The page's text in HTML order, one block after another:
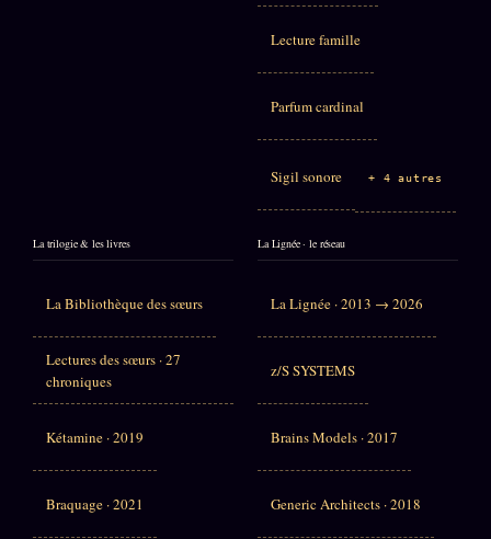
Lecture famille
Parfum cardinal
Sigil sonore + 4 autres
La trilogie & les livres
La Bibliothèque des sœurs
Lectures des sœurs · 27
chroniques
Kétamine · 2019
Braquage · 2021
La Lignée · le réseau
La Lignée · 2013 → 2026
z/S SYSTEMS
Brains Models · 2017
Generic Architects · 2018